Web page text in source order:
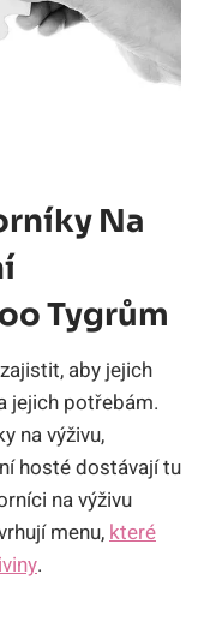
Na
Tygrům
aby jejich
jejich potřebám.
na výživu,
hosté dostávají tu
na výživu
menu,které
.